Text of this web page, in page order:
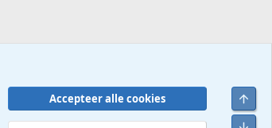
en regels Privacybeleid Help
R
Accepteer alle cookies